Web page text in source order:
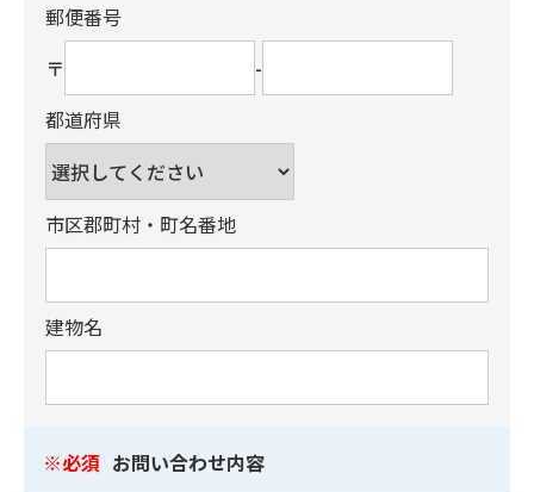
郵便番号
〒
-
都道府県
市区郡町村・町名番地
建物名
必須 お問い合わせ内容